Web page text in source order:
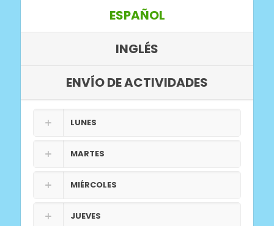
ESPAÑOL
INGLÉS
ENVÍO DE ACTIVIDADES
LUNES
MARTES
MIÉRCOLES
JUEVES